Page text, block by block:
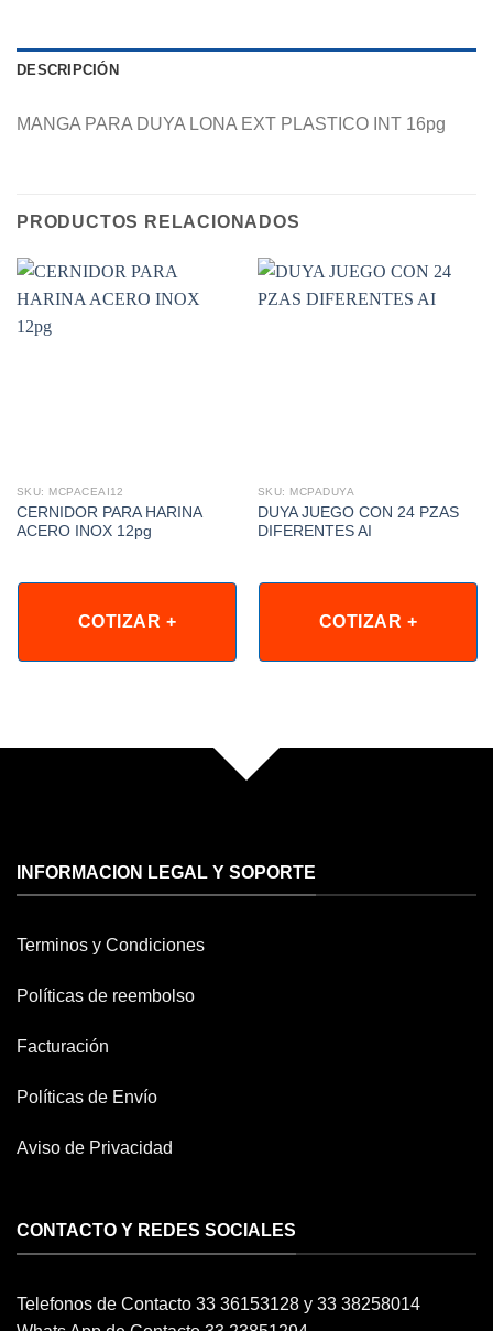
DESCRIPCIÓN
MANGA PARA DUYA LONA EXT PLASTICO INT 16pg
PRODUCTOS RELACIONADOS
SKU: MCPACEAI12
CERNIDOR PARA HARINA
ACERO INOX 12pg
COTIZAR +
SKU: MCPADUYA
DUYA JUEGO CON 24 PZAS
DIFERENTES AI
COTIZAR +
INFORMACION LEGAL Y SOPORTE
Terminos y Condiciones
Políticas de reembolso
Facturación
Políticas de Envío
Aviso de Privacidad
CONTACTO Y REDES SOCIALES
Telefonos de Contacto 33 36153128 y 33 38258014